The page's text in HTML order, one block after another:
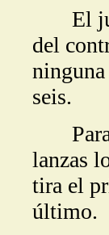
El
del
seis.
Para
lanzas
tira el
último.